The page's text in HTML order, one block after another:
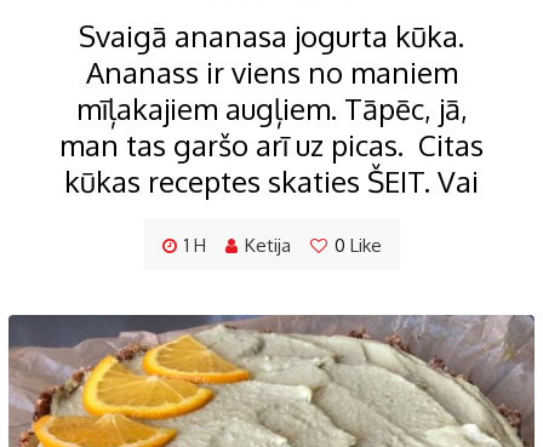
Svaigā ananasa jogurta kūka.
Ananass ir viens no maniem
mīļakajiem augļiem. Tāpēc, jā,
man tas garšo arī uz picas. Citas
kūkas receptes skaties ŠEIT. Vai
1 H Ketija 0 Like